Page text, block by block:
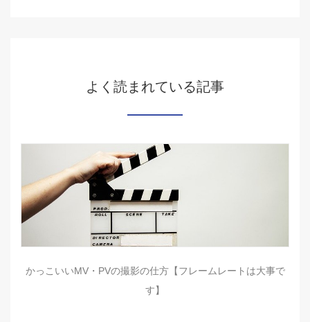
よく読まれている記事
かっこいいMV・PVの撮影の仕方【フレームレートは大事で
す】